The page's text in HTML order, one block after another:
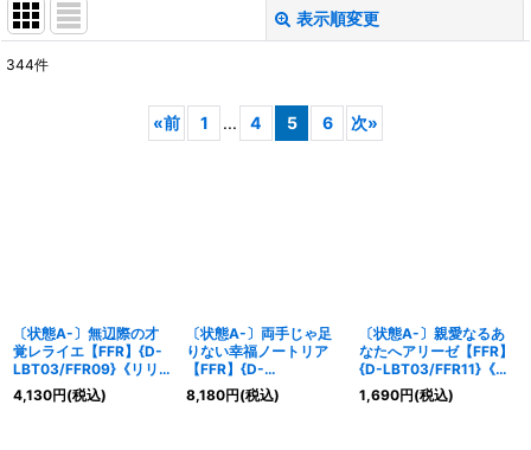
表示順変更
344件
«前 1 ... 4 5 6 次»
〔状態A-〕無辺際の才
覚レライエ【FFR】{D-
LBT03/FFR09}《リリ
カルモナステリオ》
4,130円(税込)
〔状態A-〕両手じゃ足
りない幸福ノートリア
【FFR】{D-
LBT03/FFR10}《リリカ
ルモナステリオ》
8,180円(税込)
〔状態A-〕親愛なるあ
なたへアリーゼ【FFR】
{D-LBT03/FFR11}《リ
リカルモナステリオ》
1,690円(税込)